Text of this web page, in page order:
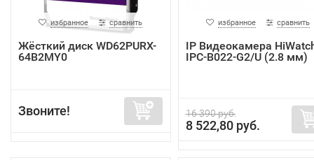
избранное сравнить
Жёсткий диск WD62PURX-
64B2MY0
Звоните!
избранное сравнить
IP Видеокамера
IPC-B022-G2/U (2.8 мм)
16 390 руб.
8 522,80 руб.